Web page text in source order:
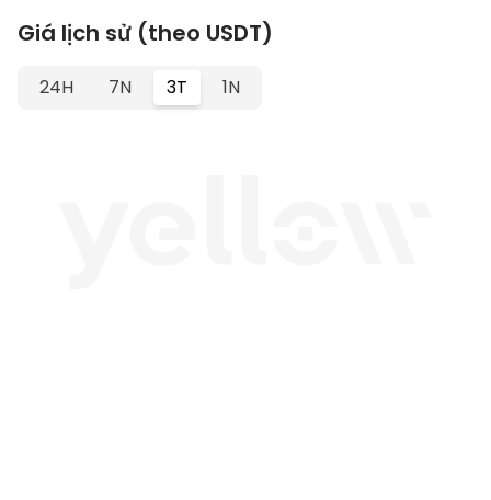
Giá lịch sử (theo USDT)
24H 7N 3T 1N